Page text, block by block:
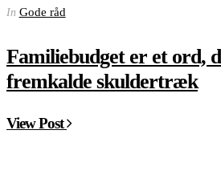
In Gode råd
Familiebudget er et ord,
fremkalde skuldertræk
View Post